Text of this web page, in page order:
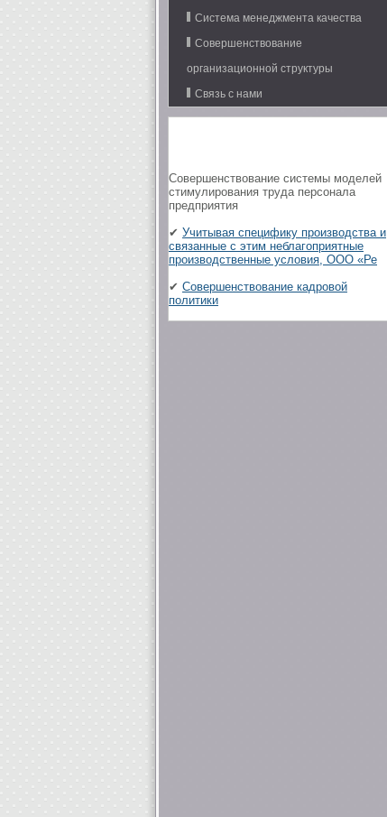
Система менеджмента качества
Совершенствование
организационной структуры
Связь с нами
Совершенствование системы моделей
стимулирования труда персонала
предприятия
✔ Учитывая специфику производства и
связанные с этим неблагоприятные
производственные условия, ООО «Ре
✔ Совершенствование кадровой
политики